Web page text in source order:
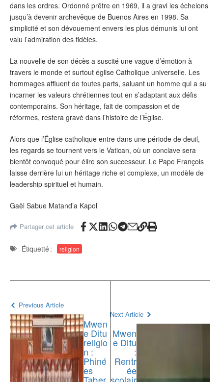
dans les ordres. Ordonné prêtre en 1969, il a gravi les échelons
jusqu’à devenir archevêque de Buenos Aires en 1998. Sa
simplicité et son dévouement envers les plus démunis lui ont
valu l’admiration des fidèles.
La nouvelle de son décès a suscité une vague d’émotion à
travers le monde et surtout église Catholique universelle. Les
hommages affluent de toutes parts, saluant un homme qui a su
incarner les valeurs chrétiennes tout en s’adaptant aux défis
contemporains. Son héritage, fait de compassion et de
réformes, restera gravé dans l’histoire de l’Église.
Alors que l’Église catholique entre dans une période de deuil,
les regards se tournent vers le Vatican, où un conclave sera
bientôt convoqué pour élire son successeur. Le Pape François
laisse derrière lui un héritage riche et complexe, un modèle de
leadership spirituel et humain.
Gaël Sabue Matand’a Kapol
Partager cet article
Étiquetté : religion
Previous Article
Mwen
e Ditu
religio
n :
Phiné
es
Next Article
Mwen
e Ditu
:
Rentr
ée